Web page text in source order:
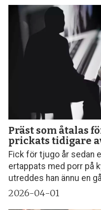
Präst som åtalas
prickats tidigare
Fick för tjugo år sedan
ertappats med porr på
utreddes han ännu en
2026-04-01